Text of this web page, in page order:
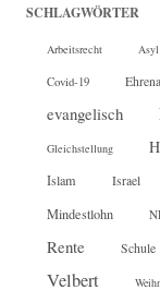
SCHLAGWÖRTER
Arbeitsrecht Asyl
Covid-19
evangelisch
Gleichstellung
Islam Israel
Mindestlohn
Rente Schule
Velbert